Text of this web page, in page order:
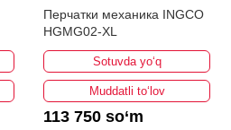
Перчатки механика INGCO
HGMG02-XL
Sotuvda yo‘q
Muddatli to‘lov
113 750 so‘m